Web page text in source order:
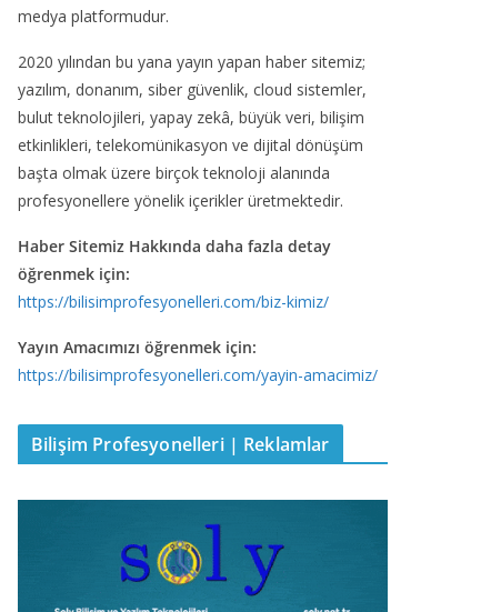
medya platformudur.
2020 yılından bu yana yayın yapan haber sitemiz;
yazılım, donanım, siber güvenlik, cloud sistemler,
bulut teknolojileri, yapay zekâ, büyük veri, bilişim
etkinlikleri, telekomünikasyon ve dijital dönüşüm
başta olmak üzere birçok teknoloji alanında
profesyonellere yönelik içerikler üretmektedir.
Haber Sitemiz Hakkında daha fazla detay
öğrenmek için:
https://bilisimprofesyonelleri.com/biz-kimiz/
Yayın Amacımızı öğrenmek için:
https://bilisimprofesyonelleri.com/yayin-amacimiz/
Bilişim Profesyonelleri | Reklamlar